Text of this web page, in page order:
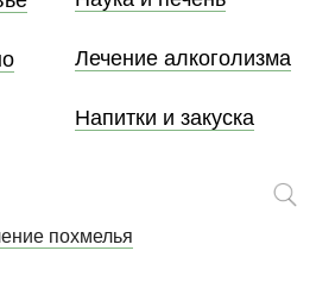
Лечение алкоголизма
Напитки и закуска
похмелья